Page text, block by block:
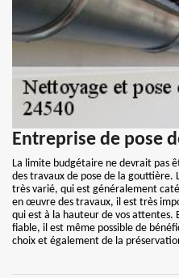
Entreprise de pose
La limite budgétaire ne devrait pas
des travaux de pose de la gouttière.
très varié, qui est généralement
en œuvre des travaux, il est très
qui est à la hauteur de vos
fiable, il est même possible de
choix et également de la